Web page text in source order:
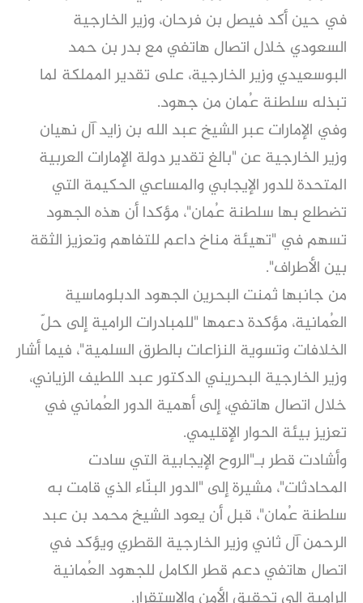
في حين أكد فيصل بن فرحان، وزير الخارجية
السعودي خلال اتصال هاتفي مع بدر بن حمد
البوسعيدي وزير الخارجية، على تقدير المملكة لما
تبذله سلطنة عُمان من جهود.
وفي الإمارات عبر الشيخ عبد الله بن زايد آل نهيان
وزير الخارجية عن "بالغ تقدير دولة الإمارات العربية
المتحدة للدور الإيجابي والمساعي الحكيمة التي
تضطلع بها سلطنة عُمان"، مؤكدا أن هذه الجهود
تسهم في "تهيئة مناخ داعم للتفاهم وتعزيز الثقة
بين الأطراف".
من جانبها ثمنت البحرين الجهود الدبلوماسية
العُمانية، مؤكدة دعمها "للمبادرات الرامية إلى حلّ
الخلافات وتسوية النزاعات بالطرق السلمية"، فيما أشار
وزير الخارجية البحريني الدكتور عبد اللطيف الزياني،
خلال اتصال هاتفي، إلى أهمية الدور العُماني في
تعزيز بيئة الحوار الإقليمي.
وأشادت قطر بـ"الروح الإيجابية التي سادت
المحادثات"، مشيرة إلى "الدور البنّاء الذي قامت به
سلطنة عُمان"، قبل أن يعود الشيخ محمد بن عبد
الرحمن آل ثاني وزير الخارجية القطري ويؤكد في
اتصال هاتفي دعم قطر الكامل للجهود العُمانية